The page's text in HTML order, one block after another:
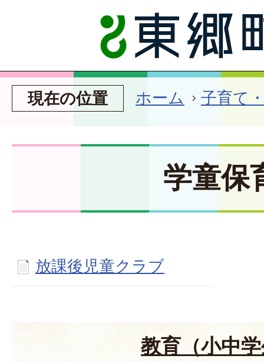
現在の位置 ホーム 子育て
学童保
放課後児童クラブ
教育（小中